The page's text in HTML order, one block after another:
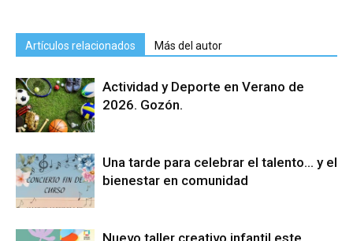
Artículos relacionados Más del autor
Actividad y Deporte en Verano de
2026. Gozón.
Una tarde para celebrar el talento… y el
bienestar en comunidad